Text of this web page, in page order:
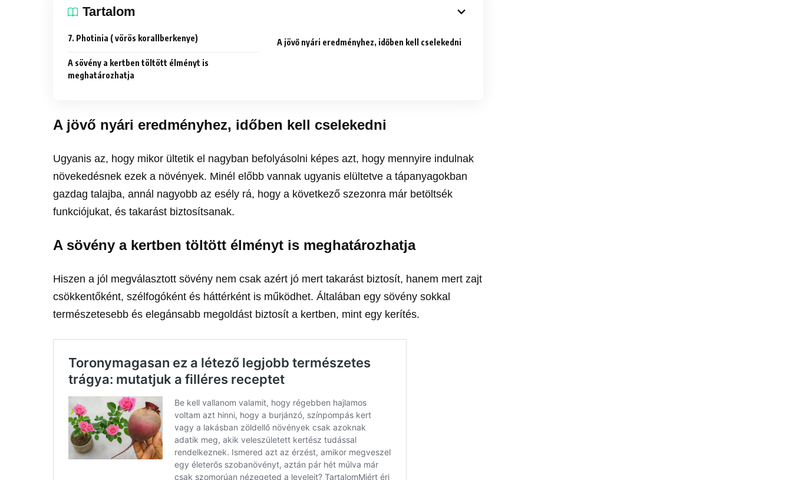
Tartalom
7. Photinia ( vörös korallberkenye) A jövő nyári eredményhez, időben kell cselekedni
A sövény a kertben töltött élményt is
meghatározhatja
A jövő nyári eredményhez, időben kell cselekedni
Ugyanis az, hogy mikor ültetik el nagyban befolyásolni képes azt, hogy mennyire indulnak
növekedésnek ezek a növények. Minél előbb vannak ugyanis elültetve a tápanyagokban
gazdag talajba, annál nagyobb az esély rá, hogy a következő szezonra már betöltsék
funkciójukat, és takarást biztosítsanak.
A sövény a kertben töltött élményt is meghatározhatja
Hiszen a jól megválasztott sövény nem csak azért jó mert takarást biztosít, hanem mert zajt
csökkentőként, szélfogóként és háttérként is működhet. Általában egy sövény sokkal
természetesebb és elegánsabb megoldást biztosít a kertben, mint egy kerítés.